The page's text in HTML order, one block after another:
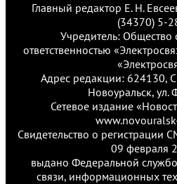
Главный редактор Е. Н.
(34370) 5-
Учредитель: Общество
ответственностью
Адрес редакции: 624130,
Новоуральск, ул.
Сетевое издание
Свидетельство о
09 февраля
выдано Федеральной
связи, информационных